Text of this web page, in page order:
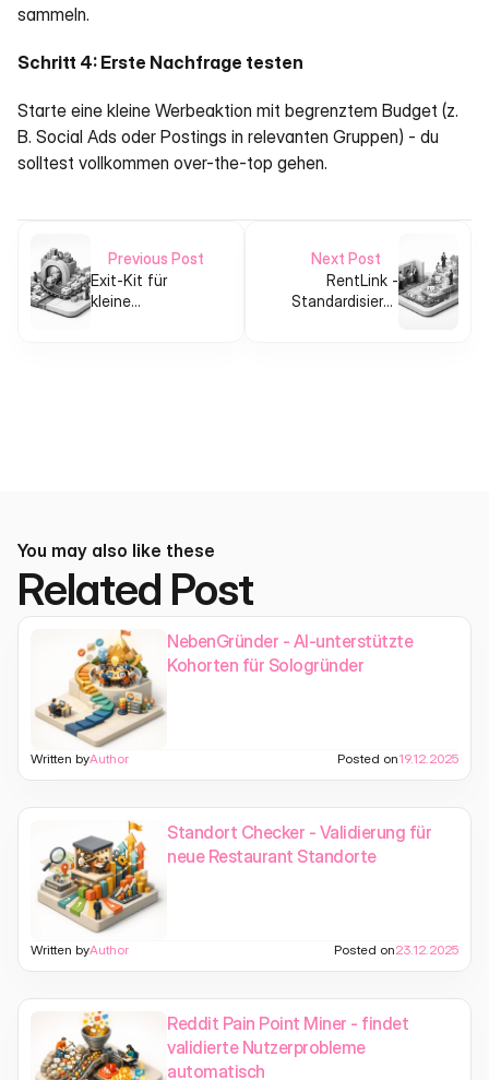
sammeln.
Schritt 4: Erste Nachfrage testen
Starte eine kleine Werbeaktion mit begrenztem Budget (z.
B. Social Ads oder Postings in relevanten Gruppen) - du
solltest vollkommen over-the-top gehen.
Previous Post
Exit-Kit für
kleine
Next Post
RentLink -
Standardisierte
You may also like these
Related Post
NebenGründer - AI-unterstützte
Kohorten für Sologründer
Written byAuthor Posted on19.12.2025
Standort Checker - Validierung für
neue Restaurant Standorte
Written byAuthor Posted on23.12.2025
Reddit Pain Point Miner - findet
validierte Nutzerprobleme
automatisch